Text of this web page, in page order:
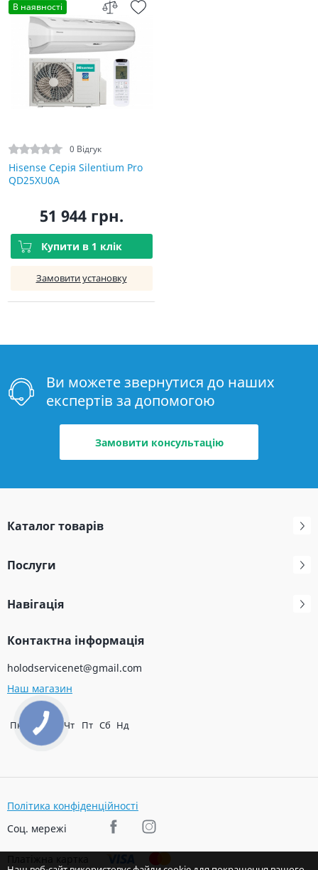
В наявності
0 Відгук
Hisense Серія Silentium Pro
QD25XU0A
51 944 грн.
Купити в 1 клік
Замовити установку
Ви можете звернутися до наших
експертів за допомогою
Замовити консультацію
Каталог товарів
Послуги
Навігація
Контактна інформація
holodservicenet@gmail.com
Наш магазин
Пн Вт Ср Чт Пт Сб Нд
Політика конфіденційності
Соц. мережі
КНОПКА
ЗВ'ЯЗКУ